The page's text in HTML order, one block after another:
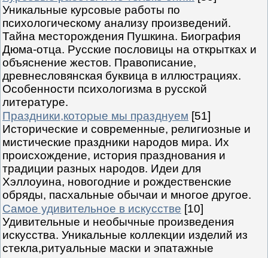
Уникальные курсовые работы по
психологическому анализу произведений.
Тайна месторождения Пушкина. Биография
Дюма-отца. Русские пословицы на открытках и
объяснение жестов. Правописание,
древнесловянская буквица в иллюстрациях.
Особенности психологизма в русской
литературе.
Праздники,которые мы празднуем [51]
Исторические и современные, религиозные и
мистические праздники народов мира. Их
происхождение, история празднования и
традиции разных народов. Идеи для
Хэллоуина, новогодние и рождественские
обряды, пасхальные обычаи и многое другое.
Самое удивительное в искусстве [10]
Удивительные и необычные произведения
искусства. Уникальные коллекции изделий из
стекла,ритуальные маски и эпатажные